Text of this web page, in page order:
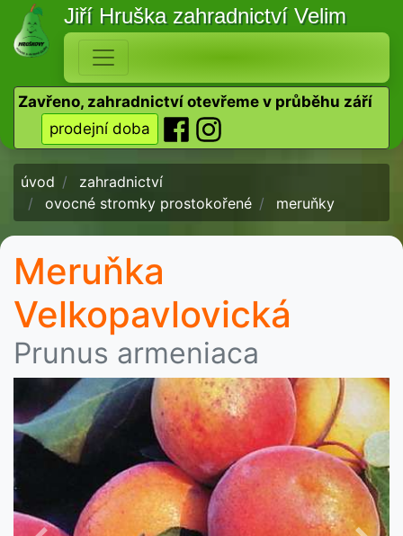
Jiří Hruška zahradnictví Velim
Zavřeno, zahradnictví otevřeme v průběhu září
prodejní doba
úvod
zahradnictví
ovocné stromky prostokořené
meruňky
Meruňka
Velkopavlovická
Prunus armeniaca